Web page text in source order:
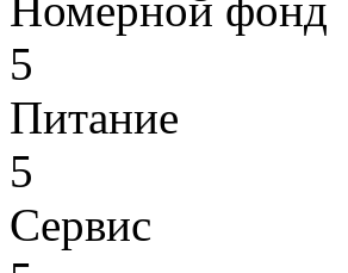
Номерной фонд
5
Питание
5
Сервис